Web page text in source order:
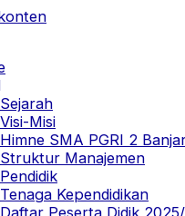
Sejarah
Visi-Misi
Himne SMA PGRI 2
Struktur Manajemen
Pendidik
Tenaga Kependidikan